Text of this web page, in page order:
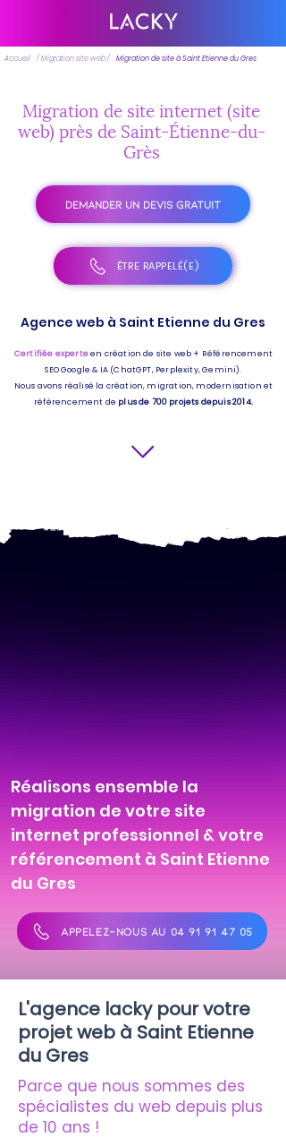
Accueil / Migration site web / Migration de site à Saint Etienne du Gres
Migration de site internet (site
web) près de Saint-Étienne-du-
Grès
DEMANDER UN DEVIS GRATUIT
ÊTRE RAPPELÉ(E)
Agence web à Saint Etienne du Gres
Certifiée experteen création de site web + Référencement
SEO Google & IA (ChatGPT, Perplexity, Gemini).
Nous avons réalisé la création, migration, modernisation et
référencement de plus de 700 projets depuis 2014.
Réalisons ensemble la
migration de votre site
internet professionnel & votre
référencement à Saint Etienne
du Gres
APPELEZ-NOUS AU 04 91 91 47 05
L'agence lacky pour votre
projet web à Saint Etienne
du Gres
Parce que nous sommes des
spécialistes du web depuis plus
de 10 ans !